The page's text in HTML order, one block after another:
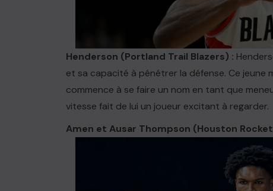
Henderson (Portland Trail Blazers) :
et sa capacité à pénétrer la défense. Ce jeune
commence à se faire un nom en tant que
vitesse fait de lui un joueur excitant à regarder.
Amen et Ausar Thompson (Houston